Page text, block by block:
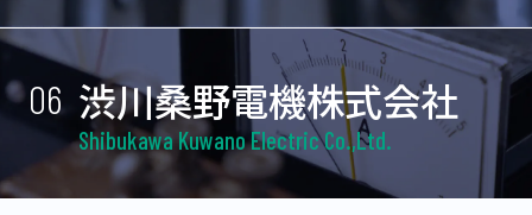
年次有給休暇：6ヶ月経過後10日付与
勤務日数
月平均労働日数：20.0日
時間外労働時間：あり
応募資格・歓迎条件
週休二日制（毎週）
※ただし、4月・7月・10月・1月の最終土曜日は
出勤となります
年次有給休暇：6ヶ月経過後10日付与
勤務日数
普通自動車運転免許（必須）
年齢：30歳以下（長期勤続によるキャリア形成の
ため）
学歴：不問
経験・知識・技能：不問
06 渋川桑野電機株式会社
Shibukawa Kuwano Electric Co.,Ltd.